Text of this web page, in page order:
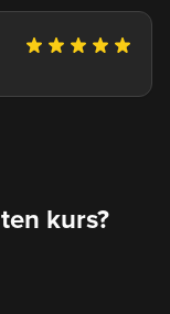
kurs?